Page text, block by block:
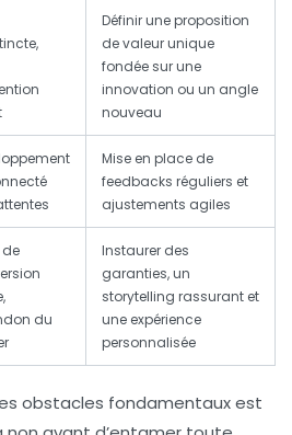
Définir uneproposition
de valeur unique
fondée sur une
innovation ou un angle
nouveau
Mise en place de
feedbacks réguliers et
ajustements agiles
de
du
Instaurer des
garanties, un
storytelling rassurant et
une expérience
personnalisée
obstacles fondamentaux est